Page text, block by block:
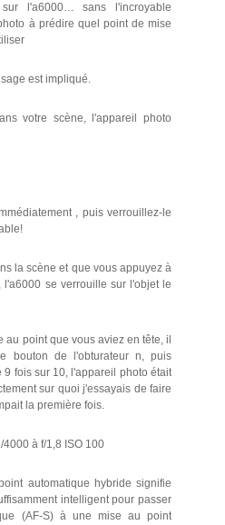
l'a6000… sans l'incroyable
à prédire quel point de mise
est impliqué.
votre scène, l'appareil photo
, puis verrouillez-le
la scène et que vous appuyez à
l'a6000 se verrouille sur l'objet le
au point que vous aviez en tête, il
bouton de l'obturateur n, puis
9 fois sur 10, l'appareil photo était
sur quoi j'essayais de faire
la première fois.
à f/1,8 ISO 100
automatique hybride signifie
intelligent pour passer
(AF-S) à une mise au point